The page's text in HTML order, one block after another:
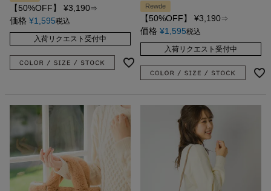
【50%OFF】 ¥3,190⇒
価格 ¥1,595税込
入荷リクエスト受付中
Rewde
【50%OFF】 ¥3,190⇒
価格 ¥1,595税込
入荷リクエスト受付中